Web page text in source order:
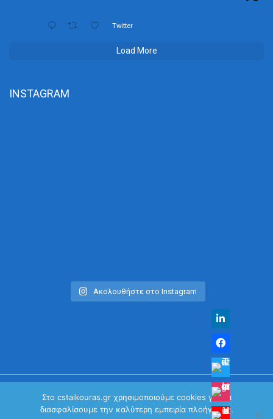
Twitter
Load More
INSTAGRAM
Ακολουθήστε στο Instagram
© Χρήστος Σταϊκούρας | All Rights Reserved 2026
Στο cstaikouras.gr χρησιμοποιούμε cookies για να
διασφαλίσουμε την καλύτερη εμπειρία πλοήγησης.